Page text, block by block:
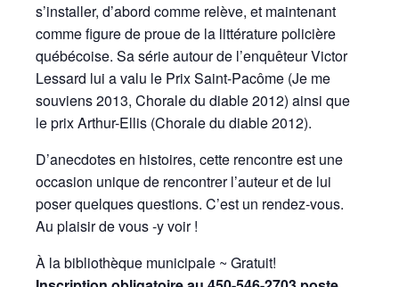
s’installer, d’abord comme relève, et maintenant
comme figure de proue de la littérature policière
québécoise. Sa série autour de l’enquêteur Victor
Lessard lui a valu le Prix Saint-Pacôme (Je me
souviens 2013, Chorale du diable 2012) ainsi que
le prix Arthur-Ellis (Chorale du diable 2012).
D’anecdotes en histoires, cette rencontre est une
occasion unique de rencontrer l’auteur et de lui
poser quelques questions. C’est un rendez-vous.
Au plaisir de vous -y voir !
À la bibliothèque municipale ~ Gratuit!